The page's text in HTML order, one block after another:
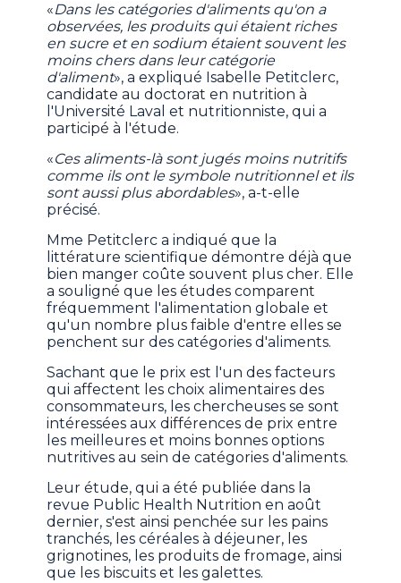
«Dans les catégories d'aliments qu'on a
observées, les produits qui étaient riches
en sucre et en sodium étaient souvent les
moins chers dans leur catégorie
d'aliment», a expliqué Isabelle Petitclerc,
candidate au doctorat en nutrition à
l'Université Laval et nutritionniste, qui a
participé à l'étude.
«Ces aliments-là sont jugés moins nutritifs
comme ils ont le symbole nutritionnel et ils
sont aussi plus abordables», a-t-elle
précisé.
Mme Petitclerc a indiqué que la
littérature scientifique démontre déjà que
bien manger coûte souvent plus cher. Elle
a souligné que les études comparent
fréquemment l'alimentation globale et
qu'un nombre plus faible d'entre elles se
penchent sur des catégories d'aliments.
Sachant que le prix est l'un des facteurs
qui affectent les choix alimentaires des
consommateurs, les chercheuses se sont
intéressées aux différences de prix entre
les meilleures et moins bonnes options
nutritives au sein de catégories d'aliments.
Leur étude, qui a été publiée dans la
revue Public Health Nutrition en août
dernier, s'est ainsi penchée sur les pains
tranchés, les céréales à déjeuner, les
grignotines, les produits de fromage, ainsi
que les biscuits et les galettes.